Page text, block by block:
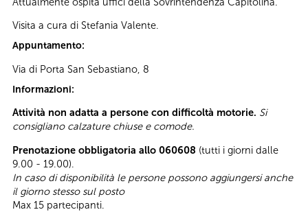
Visita a cura di Stefania Valente.
Appuntamento:
Via di Porta San Sebastiano, 8
Informazioni:
Attività non adatta a persone con difficoltà motorie. Si
consigliano calzature chiuse e comode.
Prenotazione obbligatoria allo 060608 (tutti i giorni dalle
9.00 - 19.00).
In caso di disponibilità le persone possono aggiungersi anche
il giorno stesso sul posto
Max 15 partecipanti.